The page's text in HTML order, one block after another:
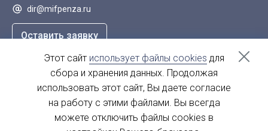
dir@mifpenza.ru
Оставить заявку
г. Пенза, ул. Аустрина, 139а
пн-пт - с 9.00-18.00
сб, вс - выходной
Этот сайт использует файлы cookies для
сбора и хранения данных. Продолжая
использовать этот сайт, Вы даете согласие
на работу с этими файлами. Вы всегда
можете отключить файлы cookies в